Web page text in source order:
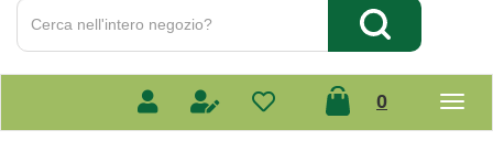
Cerca
Prodotto
Cerca Prodotto
0prodotti